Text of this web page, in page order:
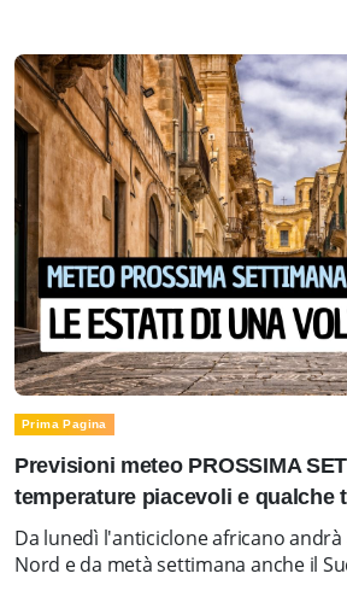
Prima Pagina
Previsioni meteo PROSSIMA
temperature piacevoli e qualche
Da lunedì l'anticiclone africano
Nord e da metà settimana anche il